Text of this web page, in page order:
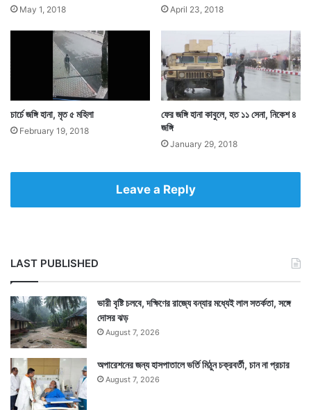
May 1, 2018 April 23, 2018
চার্চে জঙ্গি হানা, মৃত ৫ মহিলা
February 19, 2018
ফের জঙ্গি হানা কাবুলে, হত ১১ সেনা, নিকেশ ৪
জঙ্গি
January 29, 2018
Leave a Reply
LAST PUBLISHED
ভারী বৃষ্টি চলবে, দক্ষিণের রাজ্যে বন্যার মধ্যেই লাল সতর্কতা, সঙ্গে
দোসর ঝড়
August 7, 2026
অপারেশনের জন্য হাসপাতালে ভর্তি মিঠুন চক্রবর্তী, চান না প্রচার
August 7, 2026